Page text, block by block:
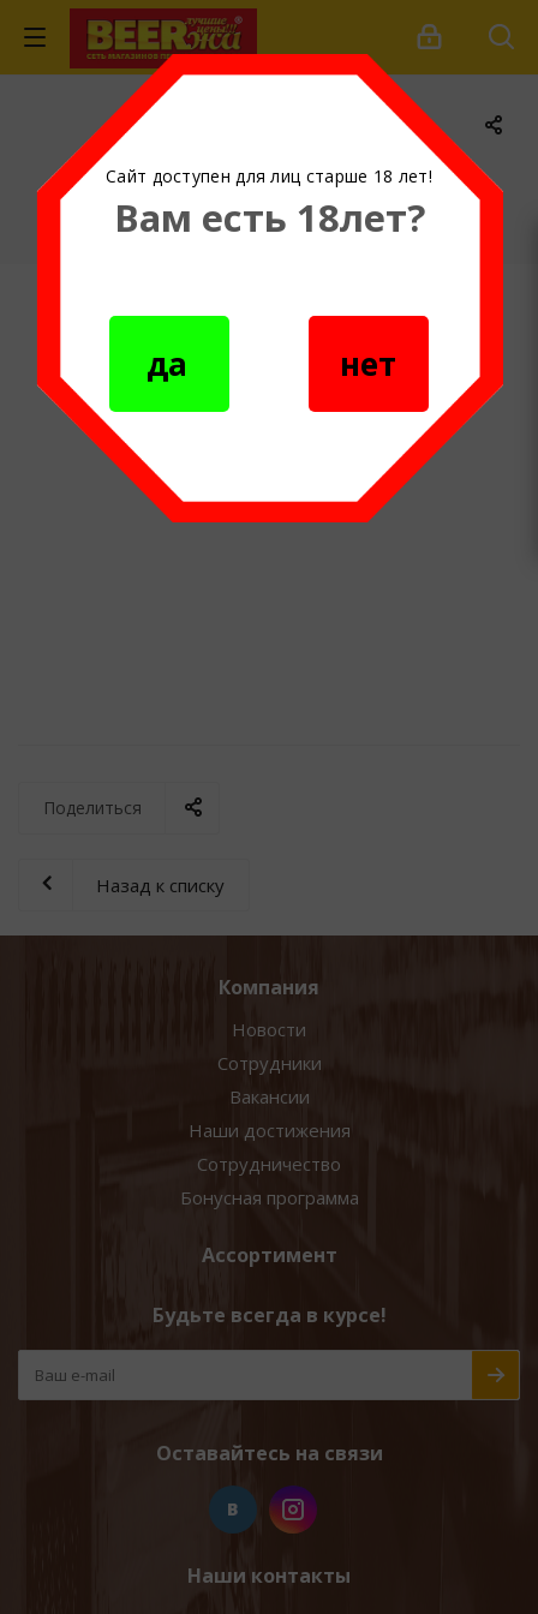
ул. Дыбенко 120
Главная Магазины и бары ул. Дыбенко 120
Поделиться
Назад к списку
Компания
Новости
Сотрудники
Вакансии
Наши достижения
Сотрудничество
Бонусная программа
Ассортимент
Будьте всегда в курсе!
Оставайтесь на связи
Наши контакты
Сайт доступен для лиц старше 18 лет!
Вам есть 18лет?
да нет